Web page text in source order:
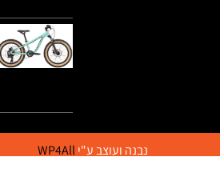
נבנה ועוצב ע"יWP4All